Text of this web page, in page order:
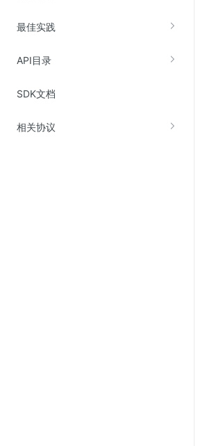
最佳实践
API目录
SDK文档
相关协议
金山云云防火墙
云堡垒机